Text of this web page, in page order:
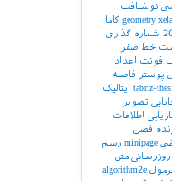
نوشتافت
geometry کاما
شماره گذاری
خط صفر
فونت اعداد
پوستر
فاصله
tabriz-
ایتالیک
تصویر
اطلاعات
فصل
minipage رسم
متن
algorithm2e